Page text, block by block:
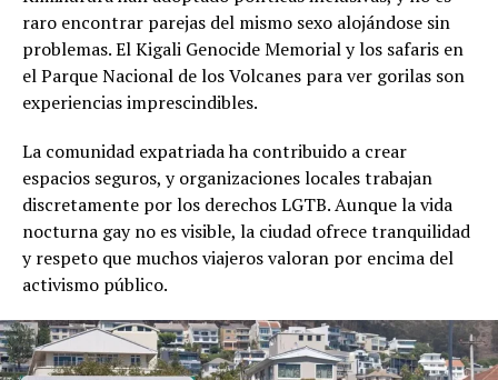
raro encontrar parejas del mismo sexo alojándose sin
problemas. El Kigali Genocide Memorial y los safaris en
el Parque Nacional de los Volcanes para ver gorilas son
experiencias imprescindibles.
La comunidad expatriada ha contribuido a crear
espacios seguros, y organizaciones locales trabajan
discretamente por los derechos LGTB. Aunque la vida
nocturna gay no es visible, la ciudad ofrece tranquilidad
y respeto que muchos viajeros valoran por encima del
activismo público.